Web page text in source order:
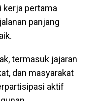
kerja pertama
panjang
termasuk jajaran
dan masyarakat
aktif